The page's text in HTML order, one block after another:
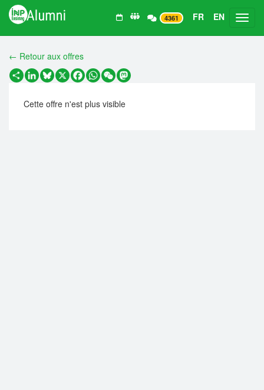
4361 FR EN
← Retour aux offres
PartagerLinkedIn
Bluesky
X Facebook
WhatsApp
WeChatMastodon
Cette offre n'est plus visible